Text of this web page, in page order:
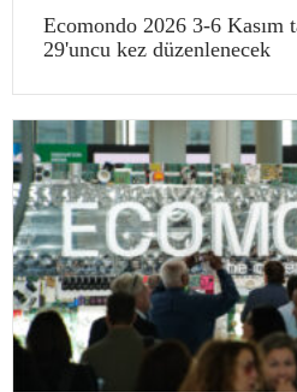
Ecomondo 2026 3-6 Kasım
29'uncu kez düzenlenecek